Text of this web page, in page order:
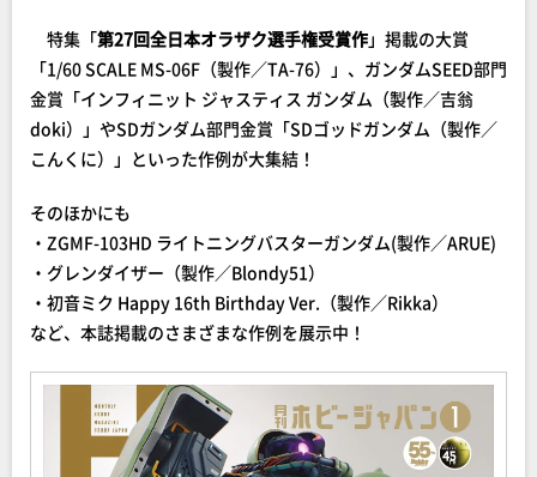
特集「第27回全日本オラザク選手権受賞作」掲載の大賞
「1/60 SCALE MS-06F（製作／TA-76）」、ガンダムSEED部門
金賞「インフィニット ジャスティス ガンダム（製作／吉翁
doki）」やSDガンダム部門金賞「SDゴッドガンダム（製作／
こんくに）」といった作例が大集結！
そのほかにも
・ZGMF-103HD ライトニングバスターガンダム(製作／ARUE)
・グレンダイザー（製作／Blondy51）
・初音ミク Happy 16th Birthday Ver.（製作／Rikka）
など、本誌掲載のさまざまな作例を展示中！